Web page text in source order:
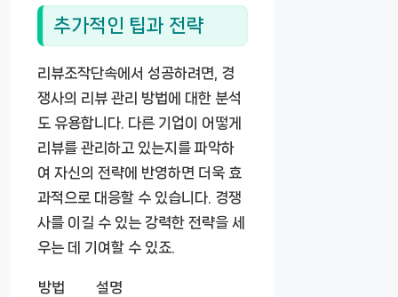
추가적인 팁과 전략
리뷰조작단속에서 성공하려면, 경
쟁사의 리뷰 관리 방법에 대한 분석
도 유용합니다. 다른 기업이 어떻게
리뷰를 관리하고 있는지를 파악하
여 자신의 전략에 반영하면 더욱 효
과적으로 대응할 수 있습니다. 경쟁
사를 이길 수 있는 강력한 전략을 세
우는 데 기여할 수 있죠.
방법
설명